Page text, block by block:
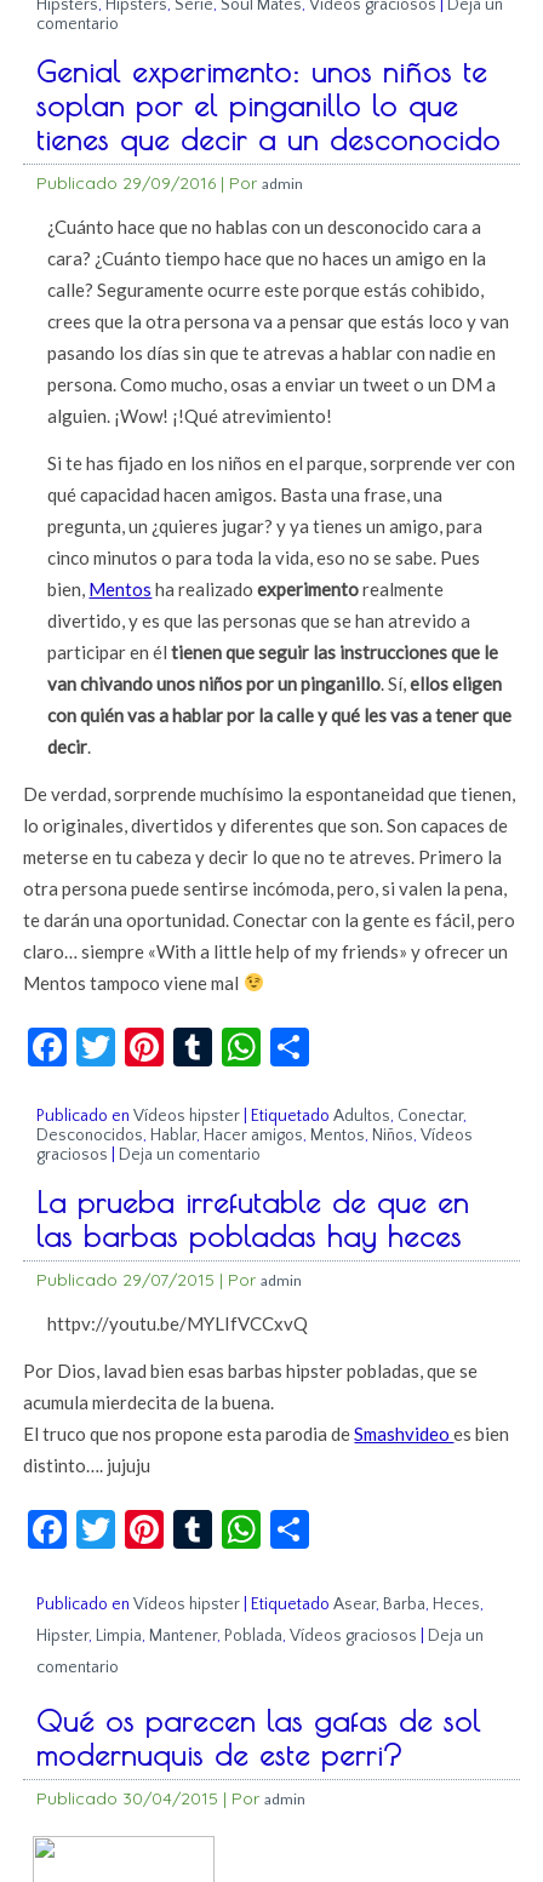
Hipsters, Hipsters, Serie, Soul Mates, Vídeos graciosos
Deja un
comentario
Genial experimento: unos niños te
soplan por el pinganillo lo que
tienes que decir a un desconocido
Publicado 29/09/2016 | Por admin
¿Cuánto hace que no hablas con un desconocido cara a
cara? ¿Cuánto tiempo hace que no haces un amigo en la
calle? Seguramente ocurre este porque estás cohibido,
crees que la otra persona va a pensar que estás loco y van
pasando los días sin que te atrevas a hablar con nadie en
persona. Como mucho, osas a enviar un tweet o un DM a
alguien. ¡Wow! ¡!Qué atrevimiento!
Si te has fijado en los niños en el parque, sorprende ver con
qué capacidad hacen amigos. Basta una frase, una
pregunta, un ¿quieres jugar? y ya tienes un amigo, para
cinco minutos o para toda la vida, eso no se sabe. Pues
bien, Mentos ha realizadoexperimentorealmente
divertido, y es que las personas que se han atrevido a
participar en éltienen que seguir las instrucciones que le
van chivando unos niños por un pinganillo . Sí,ellos eligen
con quién vas a hablar por la calle y qué les vas a tener que
decir
De verdad, sorprende muchísimo la espontaneidad que tienen,
lo originales, divertidos y diferentes que son. Son capaces de
meterse en tu cabeza y decir lo que no te atreves. Primero la
otra persona puede sentirse incómoda, pero, si valen la pena,
te darán una oportunidad. Conectar con la gente es fácil, pero
claro… siempre «With a little help of my friends» y ofrecer un
Mentos tampoco viene mal
Facebook
Twitter
Pinterest
TumblrWhatsApp
Publicado en Vídeos hipster |Etiquetado Adultos, Conectar,
Desconocidos, Hablar, Hacer amigos, Mentos, Niños,Vídeos
graciosos
Deja un comentario
La prueba irrefutable de que en
las barbas pobladas hay heces
Publicado 29/07/2015 | Por admin
httpv://youtu.be/MYLIfVCCxvQ
Por Dios, lavad bien esas barbas hipster pobladas, que se
acumula mierdecita de la buena.
El truco que nos propone esta parodia deSmashvideoes bien
distinto…. jujuju
Facebook
Twitter
Pinterest
TumblrWhatsApp
Publicado en Vídeos hipster |Etiquetado Asear, Barba, Heces,
Hipster, Limpia, Mantener, Poblada,Vídeos graciosos
Deja un
comentario
Qué os parecen las gafas de sol
modernuquis de este perri?
Publicado 30/04/2015 | Por admin